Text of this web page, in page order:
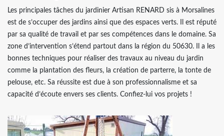
Les principales tâches du jardinier Artisan RENARD sis à Morsalines
est de s’occuper des jardins ainsi que des espaces verts. Il est réputé
par sa qualité de travail et par ses compétences dans le domaine. Sa
zone d’intervention s’étend partout dans la région du 50630. Il a les
bonnes techniques pour réaliser des travaux au niveau du jardin
comme la plantation des fleurs, la création de parterre, la tonte de
pelouse, etc. Sa réussite est due à son professionnalisme et sa
capacité d’écoute envers ses clients. Confiez-lui vos projets !